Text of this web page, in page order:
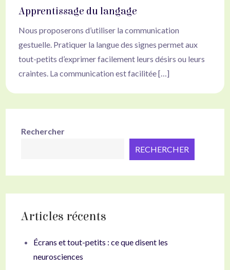
Apprentissage du langage
Nous proposerons d’utiliser la communication
gestuelle. Pratiquer la langue des signes permet aux
tout-petits d’exprimer facilement leurs désirs ou leurs
craintes. La communication est facilitée […]
Rechercher
RECHERCHER
Articles récents
Écrans et tout-petits : ce que disent les
neurosciences